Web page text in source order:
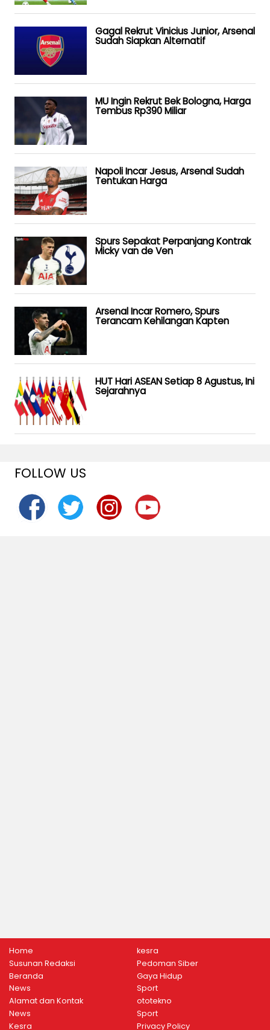
Gagal Rekrut Vinicius Junior, Arsenal
Sudah Siapkan Alternatif
MU Ingin Rekrut Bek Bologna, Harga
Tembus Rp390 Miliar
Napoli Incar Jesus, Arsenal Sudah
Tentukan Harga
Spurs Sepakat Perpanjang Kontrak
Micky van de Ven
Arsenal Incar Romero, Spurs
Terancam Kehilangan Kapten
HUT Hari ASEAN Setiap 8 Agustus, Ini
Sejarahnya
FOLLOW US
Home
Susunan Redaksi
Beranda
News
Alamat dan Kontak
News
Kesra
kesra
Pedoman Siber
Gaya Hidup
Sport
ototekno
Sport
Privacy Policy